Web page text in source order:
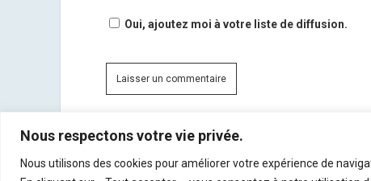
Nous respectons votre vie privée.
Nous utilisons des cookies pour améliorer votre expérience de
Oui, ajoutez moi à votre liste de diffusion.
Ce site utilise Akismet pour réduire les indésirables.En
commentaires sont traitées.